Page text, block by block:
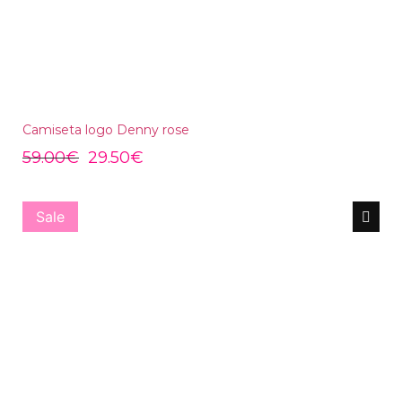
Camiseta logo Denny rose
59.00€ 29.50€
Sale